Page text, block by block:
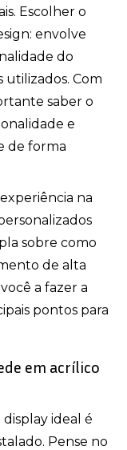
Escolher o
envolve
do
utilizados. Com
saber o
e
de forma
na
sobre como
de alta
a fazer a
pontos para
em acrílico
ideal é
Pense no